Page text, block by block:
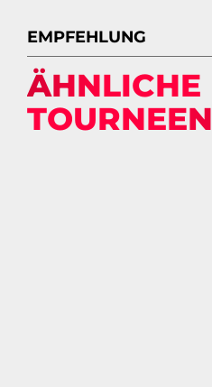
EMPFEHLUNG
ÄHNLICHE
TOURNEEN